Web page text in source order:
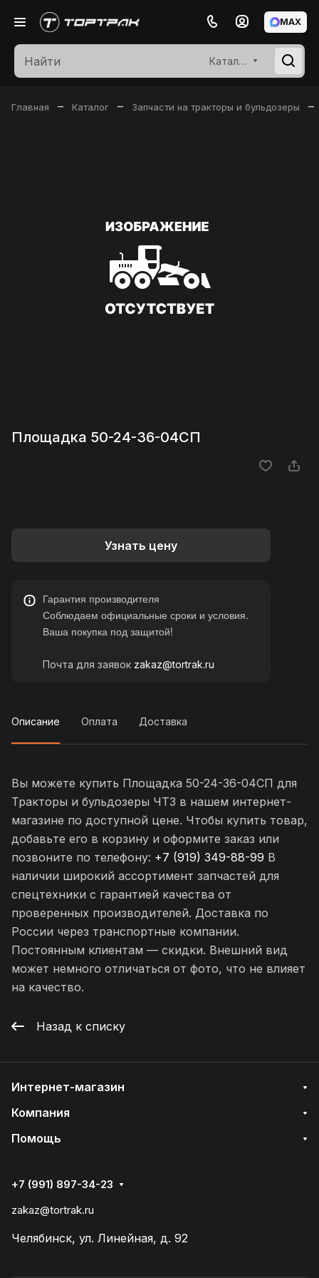
Каталог
MAX
Главная – Каталог – Запчасти на тракторы и бульдозеры –
Площадка 50-24-36-04СП
Узнать цену
Гарантия производителя
Соблюдаем официальные сроки и условия.
Ваша покупка под защитой!
Почта для заявок zakaz@tortrak.ru
Описание Оплата Доставка
Вы можете купить Площадка 50-24-36-04СП для
Тракторы и бульдозеры ЧТЗ в нашем интернет-
магазине по доступной цене. Чтобы купить товар,
добавьте его в корзину и оформите заказ или
позвоните по телефону: +7 (919) 349-88-99 В
наличии широкий ассортимент запчастей для
спецтехники с гарантией качества от
проверенных производителей. Доставка по
России через транспортные компании.
Постоянным клиентам — скидки. Внешний вид
может немного отличаться от фото, что не влияет
на качество.
Назад к списку
Интернет-магазин
Компания
Помощь
+7 (991) 897-34-23
zakaz@tortrak.ru
Челябинск, ул. Линейная, д. 92